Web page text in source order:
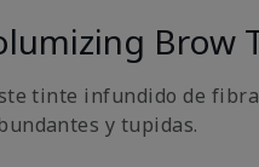
Brow
tinte infundido de
y tupidas.